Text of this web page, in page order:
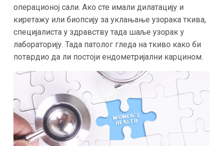
операционој сали. Ако сте имали дилатацију и
киретажу или биопсију за уклањање узорака ткива,
специјалиста у здравству тада шаље узорак у
лабораторију. Тада патолог гледа на ткиво како би
потврдио да ли постоји ендометријални карцином.